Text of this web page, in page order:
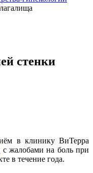
стенки
в клинику ВиТерра
с жалобами на боль при
в течение года.